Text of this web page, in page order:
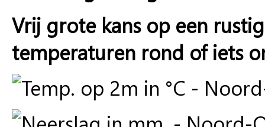
Vrij grote kans op een
temperaturen rond of iets